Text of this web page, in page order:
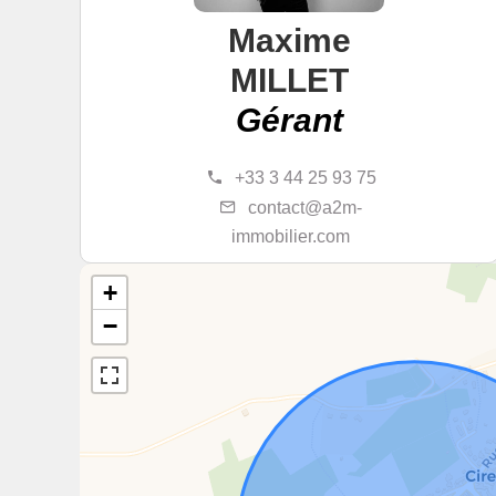
Maxime
MILLET
Gérant
+33 3 44 25 93 75
contact@a2m-
immobilier.com
+
−